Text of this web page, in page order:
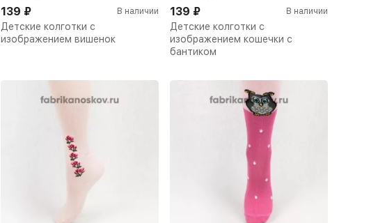
Детские колготки с
изображением вишенок
139 ₽ В наличии
Детские колготки с
изображением кошечки с
бантиком
139 ₽ В наличии